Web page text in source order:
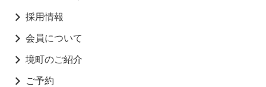
採用情報
会員について
境町のご紹介
ご予約